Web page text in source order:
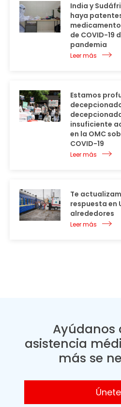
India y
haya
de COVID-19
pandemia
Leer más
Estamos
insuficiente
en la OMC
COVID-19
Leer más
Te
respuesta en
alrededores
Leer más
Ayúdanos
asistencia
más se
Únete